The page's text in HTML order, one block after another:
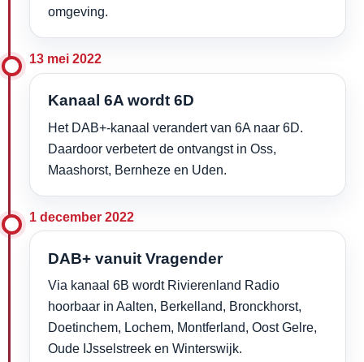
omgeving.
13 mei 2022
Kanaal 6A wordt 6D
Het DAB+-kanaal verandert van 6A naar 6D.
Daardoor verbetert de ontvangst in Oss,
Maashorst, Bernheze en Uden.
1 december 2022
DAB+ vanuit Vragender
Via kanaal 6B wordt Rivierenland Radio
hoorbaar in Aalten, Berkelland, Bronckhorst,
Doetinchem, Lochem, Montferland, Oost Gelre,
Oude IJsselstreek en Winterswijk.